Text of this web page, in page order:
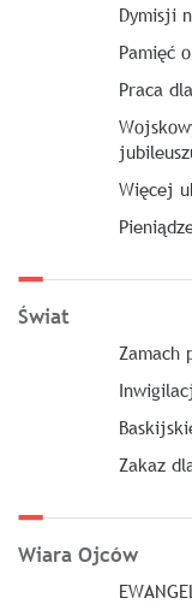
Dymisji
Pamięć
Praca
Więcej
Świat
Zamach
Zakaz
Wiara Ojców